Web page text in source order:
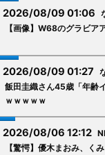
2026/08/09 01:06な
【画像】W68のグラビア
2026/08/09 01:27な
飯田圭織さん45歳「年齢
ｗｗｗｗｗ
2026/08/06 12:12
【驚愕】優木まおみ、く